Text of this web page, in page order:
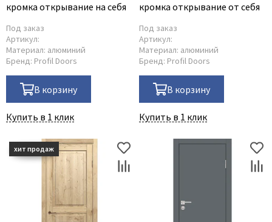
кромка открывание на себя
Под заказ
Артикул:
Материал: алюминий
Бренд: Profil Doors
В корзину
Купить в 1 клик
кромка открывание от себя
Под заказ
Артикул:
Материал: алюминий
Бренд: Profil Doors
В корзину
Купить в 1 клик